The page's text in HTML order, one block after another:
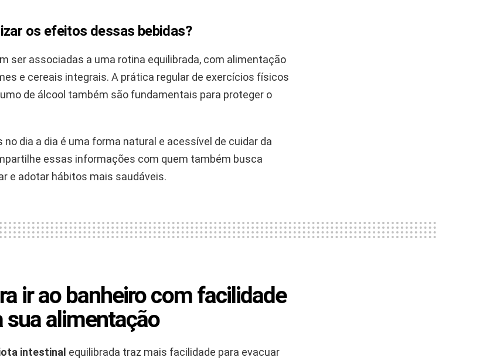
os efeitos dessas bebidas?
ser associadas a uma rotina equilibrada, com alimentação
e cereais integrais. A prática regular de exercícios físicos
de álcool também são fundamentais para proteger o
no dia a dia é uma forma natural e acessível de cuidar da
essas informações com quem também busca
e adotar hábitos mais saudáveis.
ir ao banheiro com facilidade
sua alimentação
intestinal equilibrada traz mais facilidade para evacuar